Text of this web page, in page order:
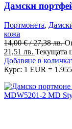
Дамски
Портмонета,
кожа
14,00€/ 27,38 лв.
21,51 лв. Текущата
Добавяне в
Курс: 1 EUR =